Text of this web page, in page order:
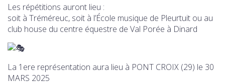
Les répétitions auront lieu :
soit à Tréméreuc, soit à l’École musique de Pleurtuit ou au
club house du centre équestre de Val Porée à Dinard
La 1ere représentation aura lieu à PONT CROIX (29) le 30
MARS 2025